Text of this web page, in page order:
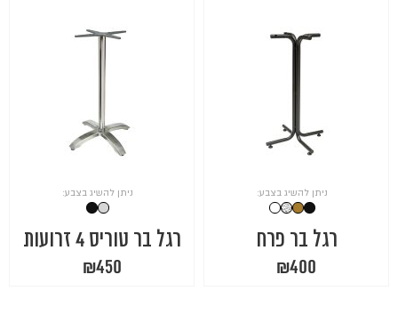
ניתן להשיג בצבע:
רגל בר פרח
₪400
ניתן להשיג בצבע:
רגל בר טוריס 4 זרועות
₪450